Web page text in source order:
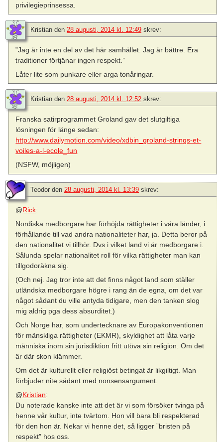
privilegieprinsessa.
Kristian den 28 augusti, 2014 kl. 12:49 skrev:
”Jag är inte en del av det här samhället. Jag är bättre. Era
traditioner förtjänar ingen respekt.”
Låter lite som punkare eller arga tonåringar.
Kristian den 28 augusti, 2014 kl. 12:52 skrev:
Franska satirprogrammet Groland gav det slutgiltiga
lösningen för länge sedan:
http://www.dailymotion.com/video/xdbin_groland-strings-et-
voiles-a-l-ecole_fun
(NSFW, möjligen)
Teodor den 28 augusti, 2014 kl. 13:39 skrev:
@Rick:
Nordiska medborgare har förhöjda rättigheter i våra länder, i
förhållande till vad andra nationaliteter har, ja. Detta beror på
den nationalitet vi tillhör. Dvs i vilket land vi är medborgare i.
Sålunda spelar nationalitet roll för vilka rättigheter man kan
tillgodoräkna sig.
(Och nej. Jag tror inte att det finns något land som ställer
utländska medborgare högre i rang än de egna, om det var
något sådant du ville antyda tidigare, men den tanken slog
mig aldrig pga dess absurditet.)
Och Norge har, som undertecknare av Europakonventionen
för mänskliga rättigheter (EKMR), skyldighet att låta varje
människa inom sin jurisdiktion fritt utöva sin religion. Om det
är där skon klämmer.
Om det är kulturellt eller religiöst betingat är likgiltigt. Man
förbjuder nite sådant med nonsensargument.
@Kristian:
Du noterade kanske inte att det är vi som försöker tvinga på
henne vår kultur, inte tvärtom. Hon vill bara bli respekterad
för den hon är. Nekar vi henne det, så ligger ”bristen på
respekt” hos oss.